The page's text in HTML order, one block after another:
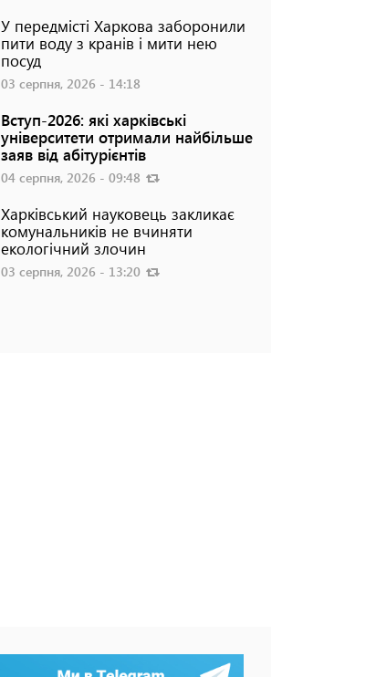
У передмісті Харкова заборонили
пити воду з кранів і мити нею
посуд
03 серпня, 2026 - 14:18
Вступ-2026: які харківські
університети отримали найбільше
заяв від абітурієнтів
04 серпня, 2026 - 09:48
Харківський науковець закликає
комунальників не вчиняти
екологічний злочин
03 серпня, 2026 - 13:20